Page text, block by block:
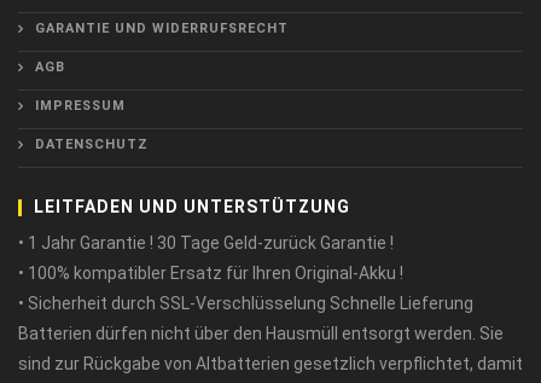
GARANTIE UND WIDERRUFSRECHT
AGB
IMPRESSUM
DATENSCHUTZ
LEITFADEN UND UNTERSTÜTZUNG
• 1 Jahr Garantie ! 30 Tage Geld-zurück Garantie !
• 100% kompatibler Ersatz für Ihren Original-Akku !
• Sicherheit durch SSL-Verschlüsselung Schnelle Lieferung
Batterien dürfen nicht über den Hausmüll entsorgt werden. Sie
sind zur Rückgabe von Altbatterien gesetzlich verpflichtet, damit